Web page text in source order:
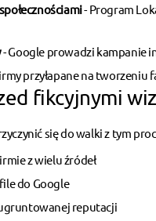
- Program
- Google prowadzi kampanie
przyłapane na
fikcyjnymi
się do walki z tym
z wielu źródeł
do Google
reputacji